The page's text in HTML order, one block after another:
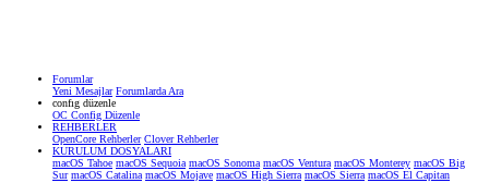
Forumlar
Yeni Mesajlar Forumlarda Ara
confıg düzenle
OC Config Düzenle
REHBERLER
OpenCore Rehberler Clover Rehberler
KURULUM DOSYALARI
macOS Tahoe macOS Sequoia macOS Sonoma macOS Ventura macOS Monterey macOS Big
Sur macOS Catalina macOS Mojave macOS High Sierra macOS Sierra macOS El Capitan